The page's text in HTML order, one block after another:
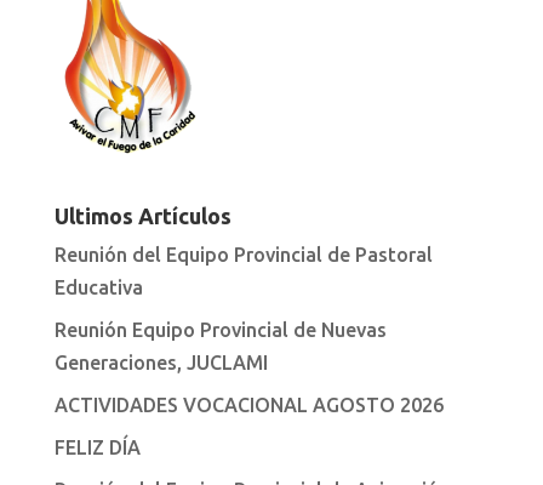
Ultimos Artículos
Reunión del Equipo Provincial de Pastoral
Educativa
Reunión Equipo Provincial de Nuevas
Generaciones, JUCLAMI
ACTIVIDADES VOCACIONAL AGOSTO 2026
FELIZ DÍA